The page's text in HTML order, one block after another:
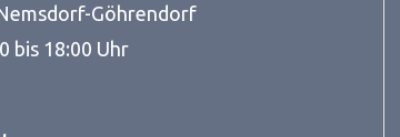
Göhrendorf
bis 18:00 Uhr